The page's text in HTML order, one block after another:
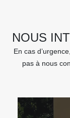
NOUS
En cas
pas à nous